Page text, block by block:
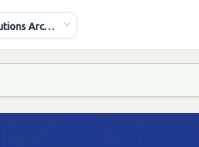
Senior AI Solutions Architect